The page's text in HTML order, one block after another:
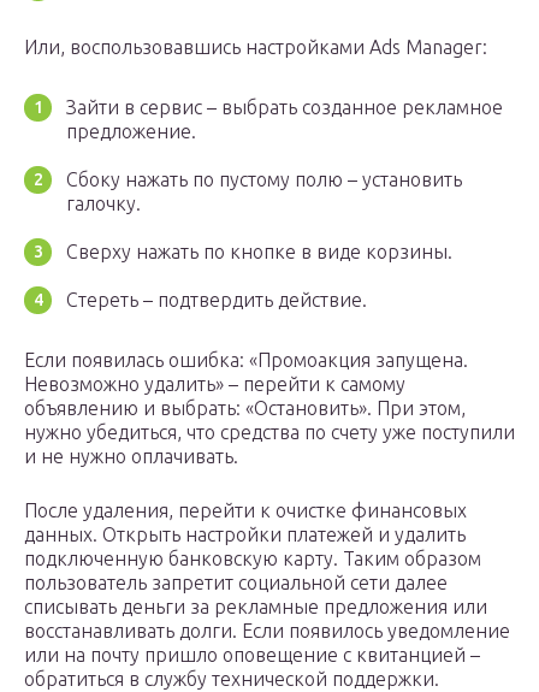
Или, воспользовавшись настройками Ads Manager:
Зайти в сервис – выбрать созданное рекламное
предложение.
Сбоку нажать по пустому полю – установить
галочку.
Сверху нажать по кнопке в виде корзины.
Стереть – подтвердить действие.
Если появилась ошибка: «Промоакция запущена.
Невозможно удалить» – перейти к самому
объявлению и выбрать: «Остановить». При этом,
нужно убедиться, что средства по счету уже поступили
и не нужно оплачивать.
После удаления, перейти к очистке финансовых
данных. Открыть настройки платежей и удалить
подключенную банковскую карту. Таким образом
пользователь запретит социальной сети далее
списывать деньги за рекламные предложения или
восстанавливать долги. Если появилось уведомление
или на почту пришло оповещение с квитанцией –
обратиться в службу технической поддержки.